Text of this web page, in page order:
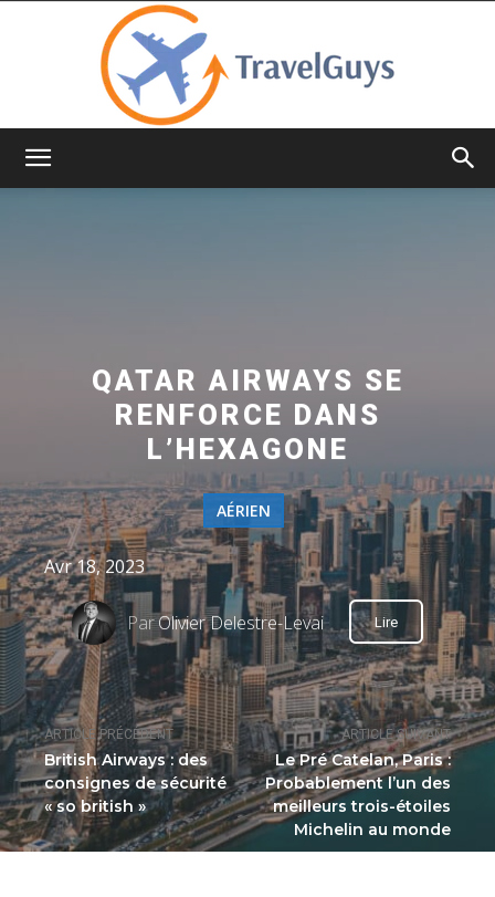
ARTICLE PRÉCÉDENT
British Airways : des
consignes de sécurité
« so british »
ARTICLE SUIVANT
Le Pré Catelan, Paris :
Probablement l’un des
meilleurs trois-étoiles
Michelin au monde
QATAR AIRWAYS SE
RENFORCE DANS
L’HEXAGONE
AÉRIEN
Avr 18, 2023
ParOlivier Delestre-Levai Lire